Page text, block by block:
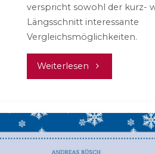
verspricht sowohl der kurz-
Längsschnitt interessante
Vergleichsmöglichkeiten.
Weiterlesen "JIM
(keine)
Rückkehr